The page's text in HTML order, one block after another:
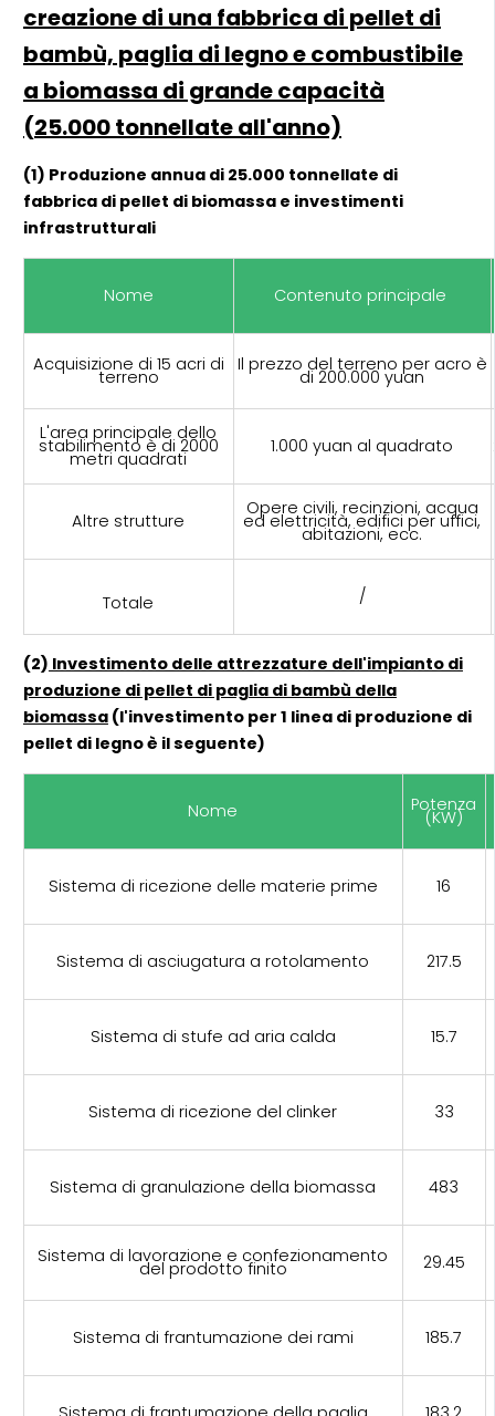
creazione di una fabbrica di pellet di
bambù, paglia di legno e combustibile
a biomassa di grande capacità
(25.000 tonnellate all'anno)
(1) Produzione annua di 25.000 tonnellate di
fabbrica di pellet di biomassa e investimenti
infrastrutturali
Nome Contenuto principale
Acquisizione di 15 acri di
terreno
Il prezzo del terreno per acro è
di 200.000 yuan
L'area principale dello
stabilimento è di 2000
metri quadrati
1.000 yuan al quadrato
Altre strutture
Opere civili, recinzioni, acqua
ed elettricità, edifici per uffici,
abitazioni, ecc.
Totale /
(2) Investimento delle attrezzature dell'impianto di
produzione di pellet di paglia di bambù della
biomassa(l'investimento per 1 linea di produzione di
pellet di legno è il seguente)
Nome Potenza
(KW)
Sistema di ricezione delle materie prime 16
Sistema di asciugatura a rotolamento 217.5
Sistema di stufe ad aria calda 15.7
Sistema di ricezione del clinker 33
Sistema di granulazione della biomassa 483
Sistema di lavorazione e confezionamento
del prodotto finito 29.45
Sistema di frantumazione dei rami 185.7